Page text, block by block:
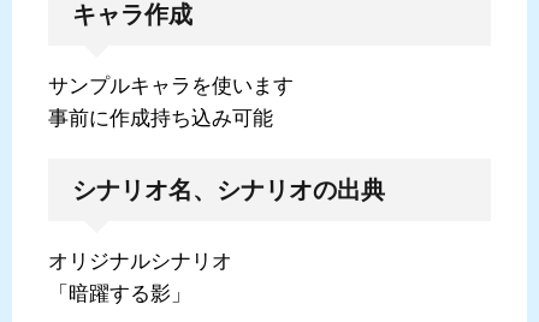
キャラ作成
サンプルキャラを使います
事前に作成持ち込み可能
シナリオ名、シナリオの出典
オリジナルシナリオ
「暗躍する影」